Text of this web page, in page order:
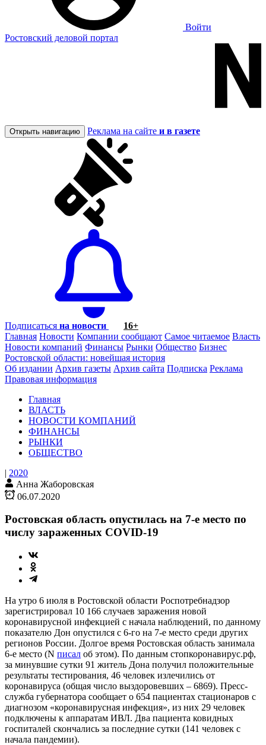
Войти
Ростовский деловой портал
Открыть навигацию Реклама на сайте и в газете
Подписаться на новости
16+
Главная Новости Компании сообщают Самое читаемое Власть
Новости компаний Финансы Рынки Общество Бизнес
Ростовской области: новейшая история
Об издании Архив газеты Архив сайта Подписка Реклама
Правовая информация
Главная
ВЛАСТЬ
НОВОСТИ КОМПАНИЙ
ФИНАНСЫ
РЫНКИ
ОБЩЕСТВО
| 2020
Анна Жаборовская
06.07.2020
Ростовская область опустилась на 7-е место по
числу зараженных COVID-19
На утро 6 июля в Ростовской области Роспотребнадзор
зарегистрировал 10 166 случаев заражения новой
коронавирусной инфекцией с начала наблюдений, по данному
показателю Дон опустился с 6-го на 7-е место среди других
регионов России. Долгое время Ростовская область занимала
6-е место (N писал об этом). По данным стопкоронавирус.рф,
за минувшие сутки 91 житель Дона получил положительные
результаты тестирования, 46 человек излечились от
коронавируса (общая число выздоровевших – 6869). Пресс-
служба губернатора сообщает о 654 пациентах стационаров с
диагнозом «коронавирусная инфекция», из них 29 человек
подключены к аппаратам ИВЛ. Два пациента ковидных
госпиталей скончались за последние сутки (141 человек с
начала пандемии).